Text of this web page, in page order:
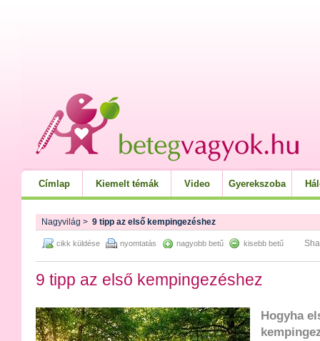
Címlap Kiemelt témák Video Gyerekszoba
Nagyvilág > 9 tipp az első kempingezéshez
cikk küldése nyomtatás nagyobb betű kisebb betű
9 tipp az első kempingezéshez
Hogyha